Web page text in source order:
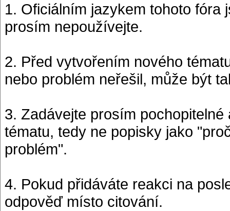
1. Oficiálním jazykem tohoto fóra
prosím nepoužívejte.
2. Před vytvořením nového
nebo problém neřešil, může být
3. Zadávejte prosím
tématu, tedy ne popisky jako
problém".
4. Pokud přidáváte reakci na
odpověď místo citování.